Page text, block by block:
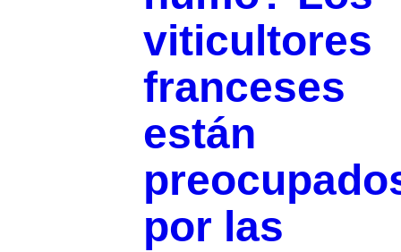
viticultores
franceses
están
por las